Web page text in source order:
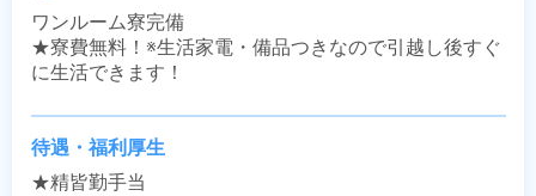
ワンルーム寮完備
★寮費無料！※生活家電・備品つきなので引越し後すぐ
に生活できます！
待遇・福利厚生
★精皆勤手当